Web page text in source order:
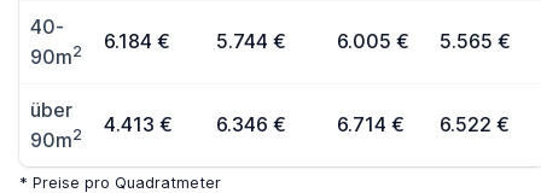
40-
90m2 6.184 € 5.744 € 6.005 € 5.565 €
über
90m2 4.413 € 6.346 € 6.714 € 6.522 €
* Preise pro Quadratmeter